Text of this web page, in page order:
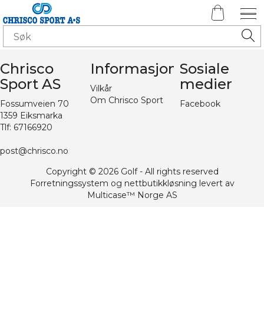
Chrisco
Sport AS
Fossumveien 70
1359 Eiksmarka
Tlf: 67166920
post@chrisco.no
Informasjon
Vilkår
Om Chrisco Sport
Sosiale
medier
Facebook
Copyright © 2026 Golf - All rights reserved
Forretningssystem og nettbutikkløsning levert av
Multicase™ Norge AS